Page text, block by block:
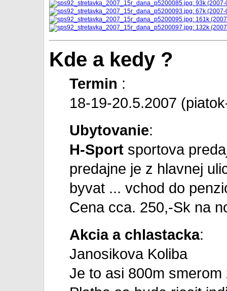
Kde a kedy ?
Termin :
18-19-20.5.2007
Ubytovanie:
H-Sport sportova
predajne je z hlavnej
byvat ... vchod do
Cena cca. 250,-Sk na
Akcia a chlastacka:
Janosikova Koliba
Je to asi 800m